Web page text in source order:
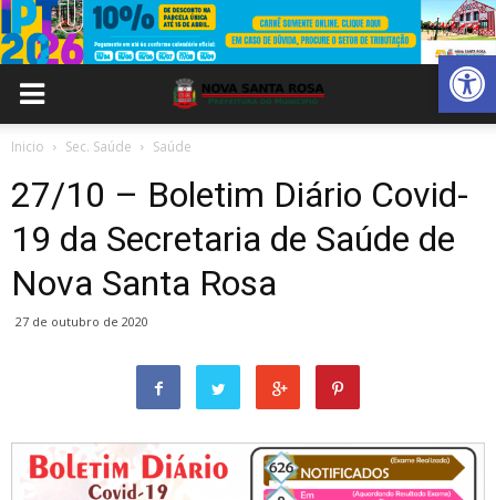
Abrir
Inicio Sec. Saúde Saúde
27/10 – Boletim Diário Covid-
19 da Secretaria de Saúde de
Nova Santa Rosa
27 de outubro de 2020